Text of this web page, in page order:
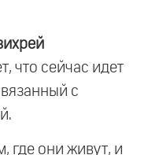
что сейчас идет
с
где они живут, и